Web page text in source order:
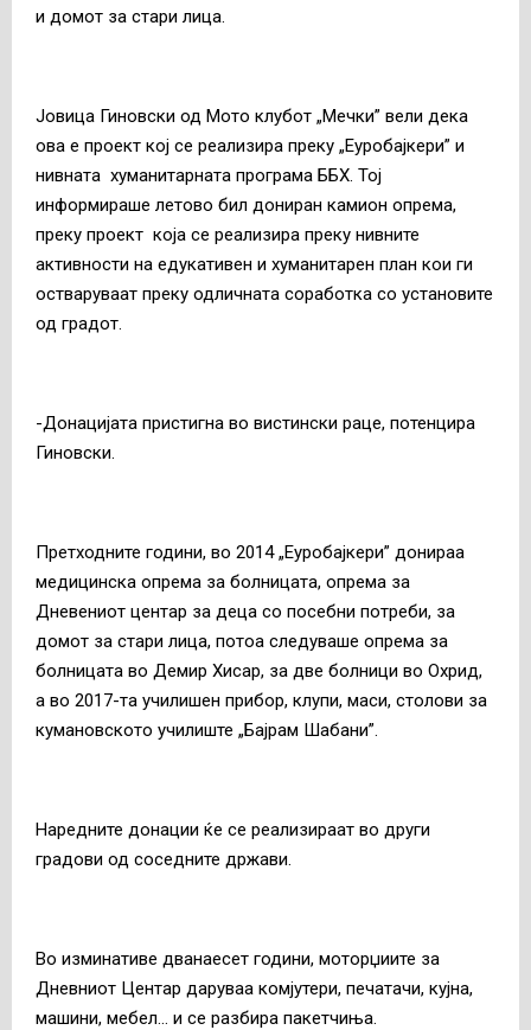
и домот за стари лица.
Јовица Гиновски од Мото клубот „Мечки” вели дека
ова е проект кој се реализира преку „Еуробајкери” и
нивната хуманитарната програма ББХ. Тој
информираше летово бил дониран камион опрема,
преку проект која се реализира преку нивните
активности на едукативен и хуманитарен план кои ги
остваруваат преку одличната соработка со установите
од градот.
-Донацијата пристигна во вистински раце, потенцира
Гиновски.
Претходните години, во 2014 „Еуробајкери” донираа
медицинска опрема за болницата, опрема за
Дневениот центар за деца со посебни потреби, за
домот за стари лица, потоа следуваше опрема за
болницата во Демир Хисар, за две болници во Охрид,
а во 2017-та училишен прибор, клупи, маси, столови за
кумановското училиште „Бајрам Шабани”.
Наредните донации ќе се реализираат во други
градови од соседните држави.
Во изминативе дванаесет години, моторџиите за
Дневниот Центар даруваа комјутери, печатачи, кујна,
машини, мебел… и се разбира пакетчиња.